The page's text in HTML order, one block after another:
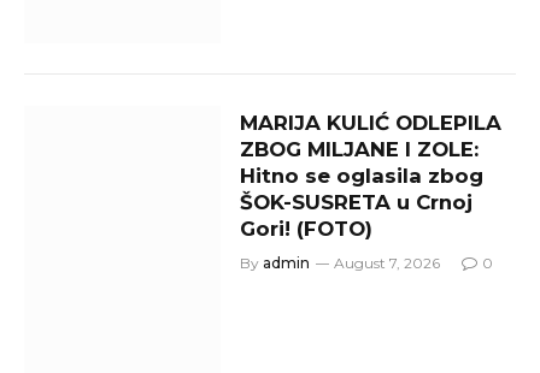
MARIJA KULIĆ ODLEPILA
ZBOG MILJANE I ZOLE:
Hitno se oglasila zbog
ŠOK-SUSRETA u Crnoj
Gori! (FOTO)
By admin August 7, 2026 0